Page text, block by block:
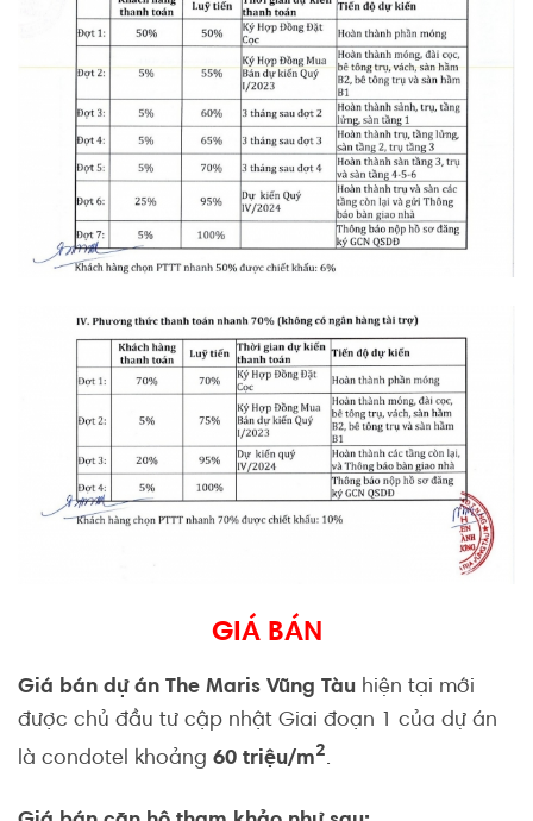
GIÁ BÁN
Giá bán dự án The Maris Vũng Tàu hiện tại mới
được chủ đầu tư cập nhật Giai đoạn 1 của dự án
là condotel khoảng 60 triệu/m2.